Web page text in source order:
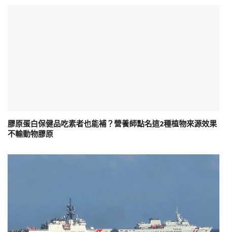
膠原蛋白保健品吃素者也能補？營養師點名這2種植物來源效果
不輸動物膠原